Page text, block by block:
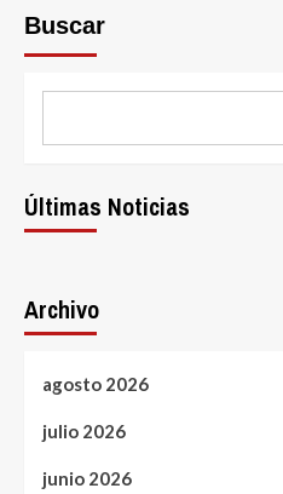
Buscar
Últimas Noticias
Archivo
agosto 2026
julio 2026
junio 2026